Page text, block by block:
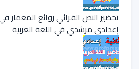
تحضير النص القرائي روائع المعمار
إعدادي مرشدي في اللغة العربية